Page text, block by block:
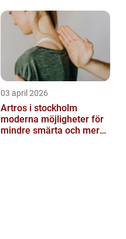
03 april 2026
Artros i stockholm
moderna möjligheter för
mindre smärta och mer